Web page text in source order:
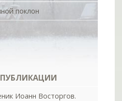
поклон
Иоанн Восторгов.